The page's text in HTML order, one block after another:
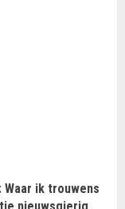
Waar ik trouwens